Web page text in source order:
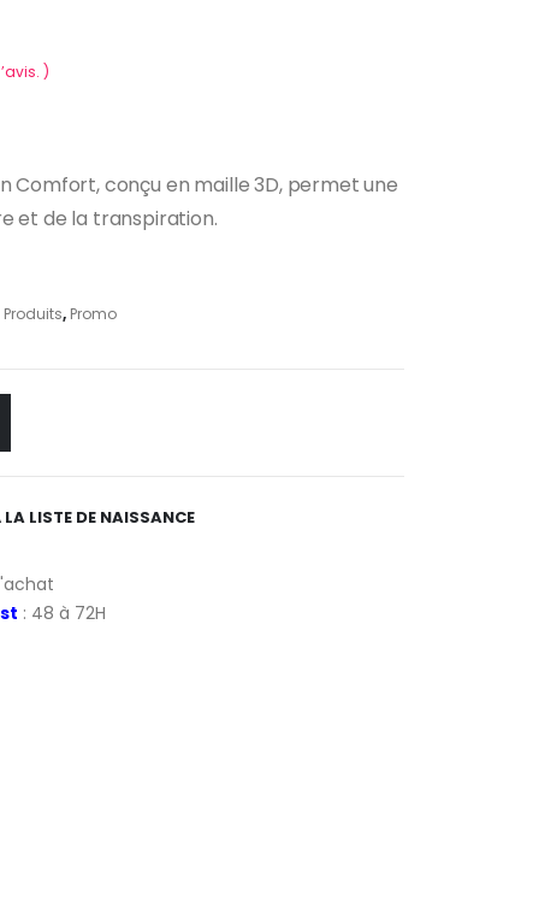
)
Comfort, conçu en maille 3D, permet une
et de la transpiration.
Produits, Promo
LISTE DE NAISSANCE
: 48 à 72H